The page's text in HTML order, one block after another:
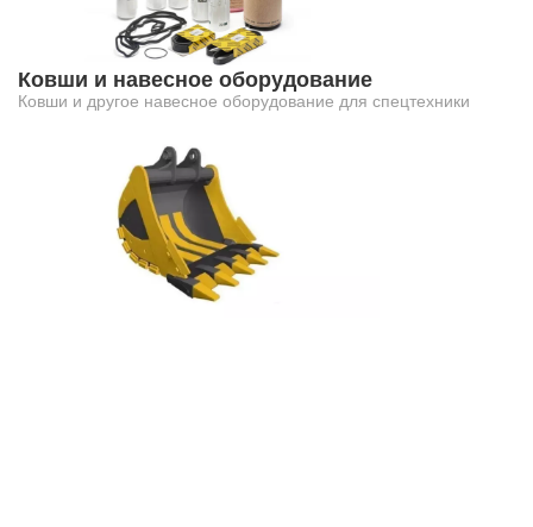
Ковши и навесное оборудование
Ковши и другое навесное оборудование для спецтехники